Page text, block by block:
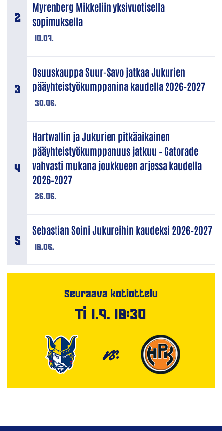
10.07.
Myrenberg Mikkeliin yksivuotisella
sopimuksella
30.06.
Osuuskauppa Suur-Savo jatkaa Jukurien
pääyhteistyökumppanina kaudella 2026–2027
26.06.
Hartwallin ja Jukurien pitkäaikainen
pääyhteistyökumppanuus jatkuu – Gatorade
vahvasti mukana joukkueen arjessa kaudella
2026–2027
18.06.
Sebastian Soini Jukureihin kaudeksi 2026–2027
Seuraava kotiottelu
Ti 1.9. 18:30
VS.